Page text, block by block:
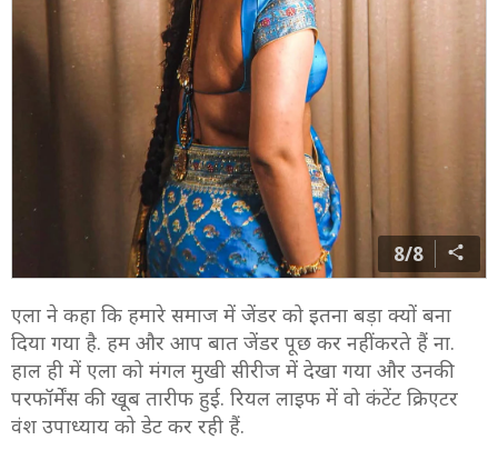
8/8
एला ने कहा कि हमारे समाज में जेंडर को इतना बड़ा क्यों बना
दिया गया है. हम और आप बात जेंडर पूछ कर नहीं करते हैं ना.
हाल ही में एला को मंगल मुखी सीरीज में देखा गया और उनकी
परफॉर्मेंस की खूब तारीफ हुई. रियल लाइफ में वो कंटेंट क्रिएटर
वंश उपाध्याय को डेट कर रही हैं.